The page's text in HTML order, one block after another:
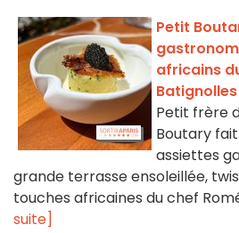
Petit
africains
Batignolles
Petit frère
Boutary
assiettes
grande terrasse ensoleillée,
touches africaines du chef
suite]